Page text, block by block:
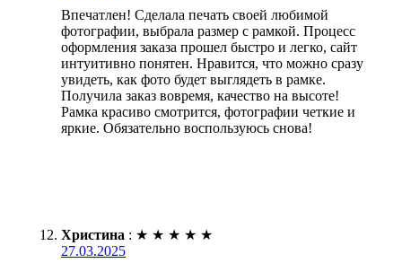
Впечатлен! Сделала печать своей любимой
фотографии, выбрала размер с рамкой. Процесс
оформления заказа прошел быстро и легко, сайт
интуитивно понятен. Нравится, что можно сразу
увидеть, как фото будет выглядеть в рамке.
Получила заказ вовремя, качество на высоте!
Рамка красиво смотрится, фотографии четкие и
яркие. Обязательно воспользуюсь снова!
Христина : ★ ★ ★ ★ ★
27.03.2025